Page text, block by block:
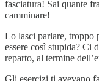
fasciatura! Sai quante
camminare!
Lo lasci parlare, troppo
essere così stupida? Ci
reparto, al termine
Gli esercizi ti avevano